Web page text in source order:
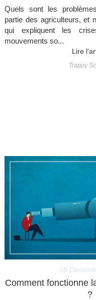
Quels sont les
partie des agriculteurs, et
qui expliquent les
mouvements so...
Lire
Trappy
18
Comment fonctionne
?